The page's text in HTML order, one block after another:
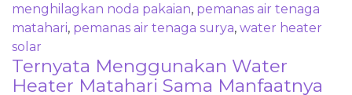
menghilagkan noda pakaian, pemanas air tenaga
matahari, pemanas air tenaga surya, water heater
solar
Ternyata Menggunakan Water
Heater Matahari Sama Manfaatnya